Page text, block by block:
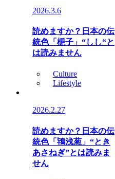
2026.3.6
読めますか？日本の伝
統色「梔子」“しし“と
は読みません
Culture
Lifestyle
2026.2.27
読めますか？日本の伝
統色「鴇浅葱」“とき
あさねぎ”とは読みま
せん